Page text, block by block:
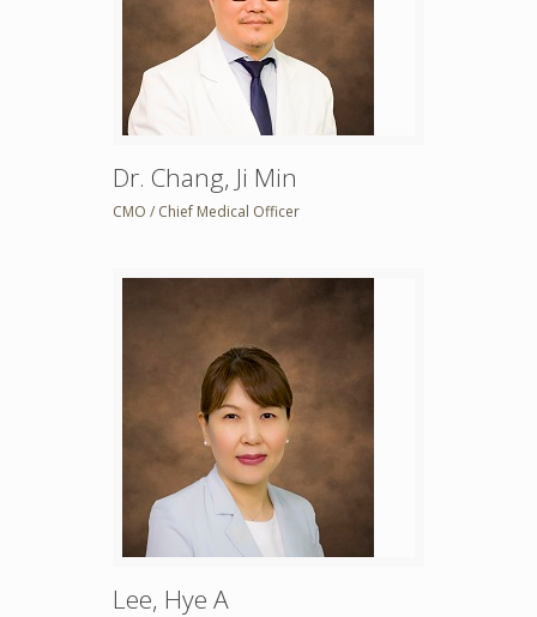
Dr. Chang, Ji Min
CMO / Chief Medical Officer
Lee, Hye A